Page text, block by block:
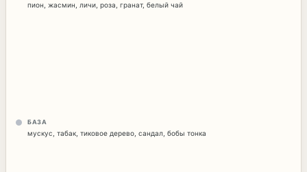
пион жасмин личи роза гранат, белый чай
БАЗА
мускус табак тиковое дерево сандал бобы тонка